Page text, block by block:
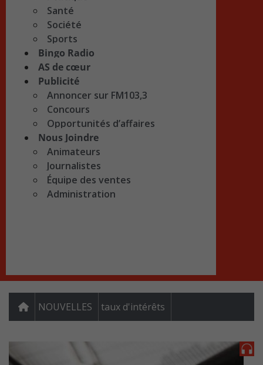
Santé
Société
Sports
Bingo Radio
AS de cœur
Publicité
Annoncer sur FM103,3
Concours
Opportunités d’affaires
Nous Joindre
Animateurs
Journalistes
Équipe des ventes
Administration
NOUVELLES taux d'intérêts